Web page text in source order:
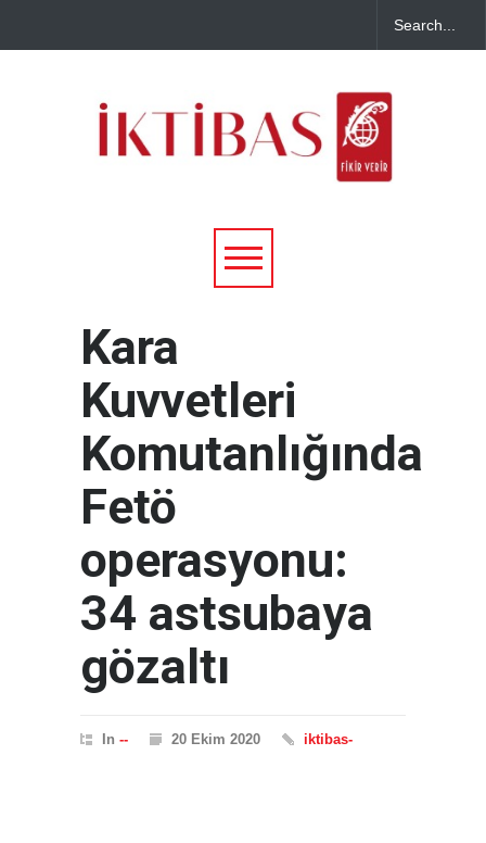
Kara
Kuvvetleri
Komutanlığında
Fetö
operasyonu:
34 astsubaya
gözaltı
In -- 20 Ekim 2020 iktibas-